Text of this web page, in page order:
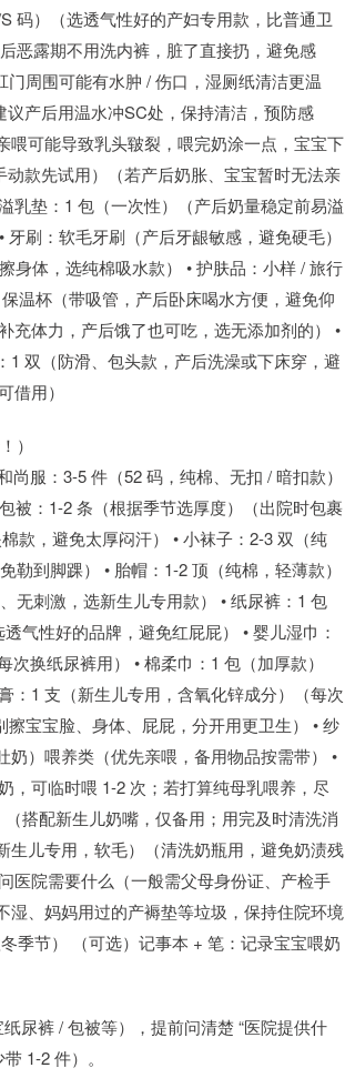
码）（选透气性好的产妇专用款，比普通卫
恶露期不用洗内裤，脏了直接扔，避免感
周围可能有水肿 / 伤口，湿厕纸清洁更温
产后用温水冲SC处，保持清洁，预防感
喂可能导致乳头皲裂，喂完奶涂一点，宝宝下
款先试用）（若产后奶胀、宝宝暂时无法亲
乳垫：1 包（一次性）（产后奶量稳定前易溢
刷：软毛牙刷（产后牙龈敏感，避免硬毛）
身体，选纯棉吸水款） • 护肤品：小样 / 旅行
温杯（带吸管，产后卧床喝水方便，避免仰
充体力，产后饿了也可吃，选无添加剂的） •
1 双（防滑、包头款，产后洗澡或下床穿，避
借用）
）
服：3-5 件（52 码，纯棉、无扣 / 暗扣款）
被：1-2 条（根据季节选厚度）（出院时包裹
款，避免太厚闷汗） • 小袜子：2-3 双（纯
到脚踝） • 胎帽：1-2 顶（纯棉，轻薄款）
无刺激，选新生儿专用款） • 纸尿裤：1 包
气性好的品牌，避免红屁屁） • 婴儿湿巾：
换纸尿裤用） • 棉柔巾：1 包（加厚款）
：1 支（新生儿专用，含氧化锌成分）（每次
宝宝脸、身体、屁屁，分开用更卫生） • 纱
）喂养类（优先亲喂，备用物品按需带） •
，可临时喂 1-2 次；若打算纯母乳喂养，尽
搭配新生儿奶嘴，仅备用；用完及时清洗消
生儿专用，软毛）（清洗奶瓶用，避免奶渍残
医院需要什么（一般需父母身份证、产检手
湿、妈妈用过的产褥垫等垃圾，保持住院环境
季节） （可选）记事本 + 笔：记录宝宝喂奶
尿裤 / 包被等），提前问清楚 “医院提供什
1-2 件）。